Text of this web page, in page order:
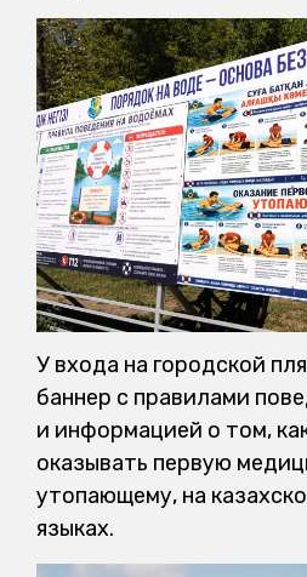
У входа на городской
баннер с правилами
и информацией о том,
оказывать первую
утопающему, на
языках.